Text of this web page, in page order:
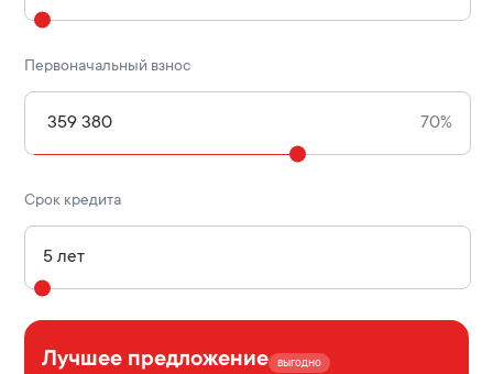
Первоначальный взнос
359 380 70%
Срок кредита
5 лет
Лучшее предложение выгодно